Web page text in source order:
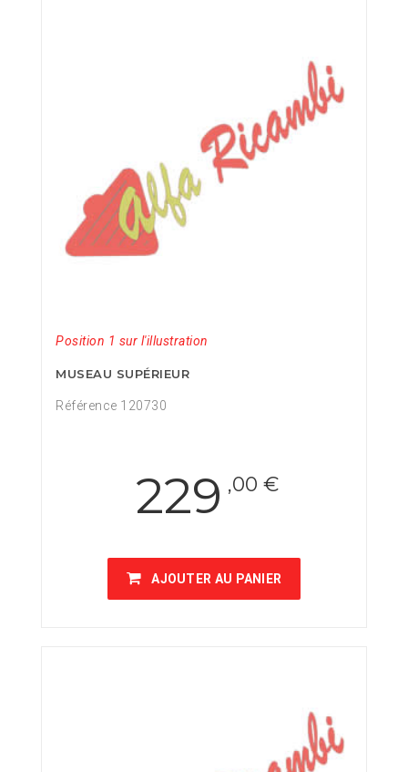
Position 1 sur l'illustration
MUSEAU SUPÉRIEUR
Référence 120730
229 ,00 €
AJOUTER AU PANIER